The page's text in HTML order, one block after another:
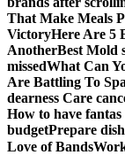
That Make Meals
VictoryHere Are 5
AnotherBest Mold
missedWhat Can
Are Battling To
dearness Care
How to have
budgetPrepare
Love of Bands